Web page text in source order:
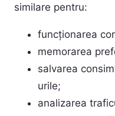
similare pentru:
funcționarea
memorarea
salvarea
urile;
analizarea